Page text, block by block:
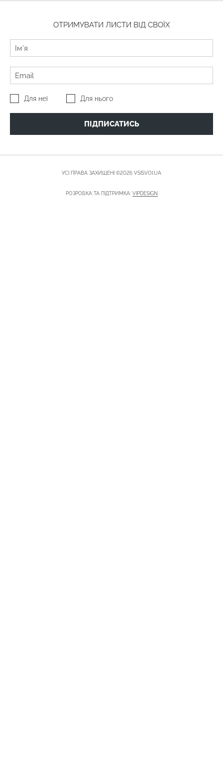
ОТРИМУВАТИ ЛИСТИ ВІД СВОЇХ
Для неї Для нього
ПІДПИСАТИСЬ
УСІ ПРАВА ЗАХИЩЕНІ ©2026 VSISVOI.UA
РОЗРОБКА ТА ПІДТРИМКА: VIPDESIGN